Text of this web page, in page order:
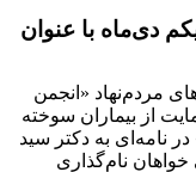
دی‌ماه با عنوان
مردم‌نهاد «انجمن
از بیماران سوخته
نامه‌ای به دکتر سید
نام‌گذاری